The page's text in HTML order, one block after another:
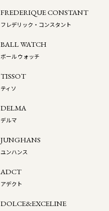
FREDERIQUE CONSTANT
フレデリック・コンスタント
BALL WATCH
ボール ウォッチ
TISSOT
ティソ
DELMA
デルマ
JUNGHANS
ユンハンス
ADCT
アデクト
DOLCE&EXCELINE